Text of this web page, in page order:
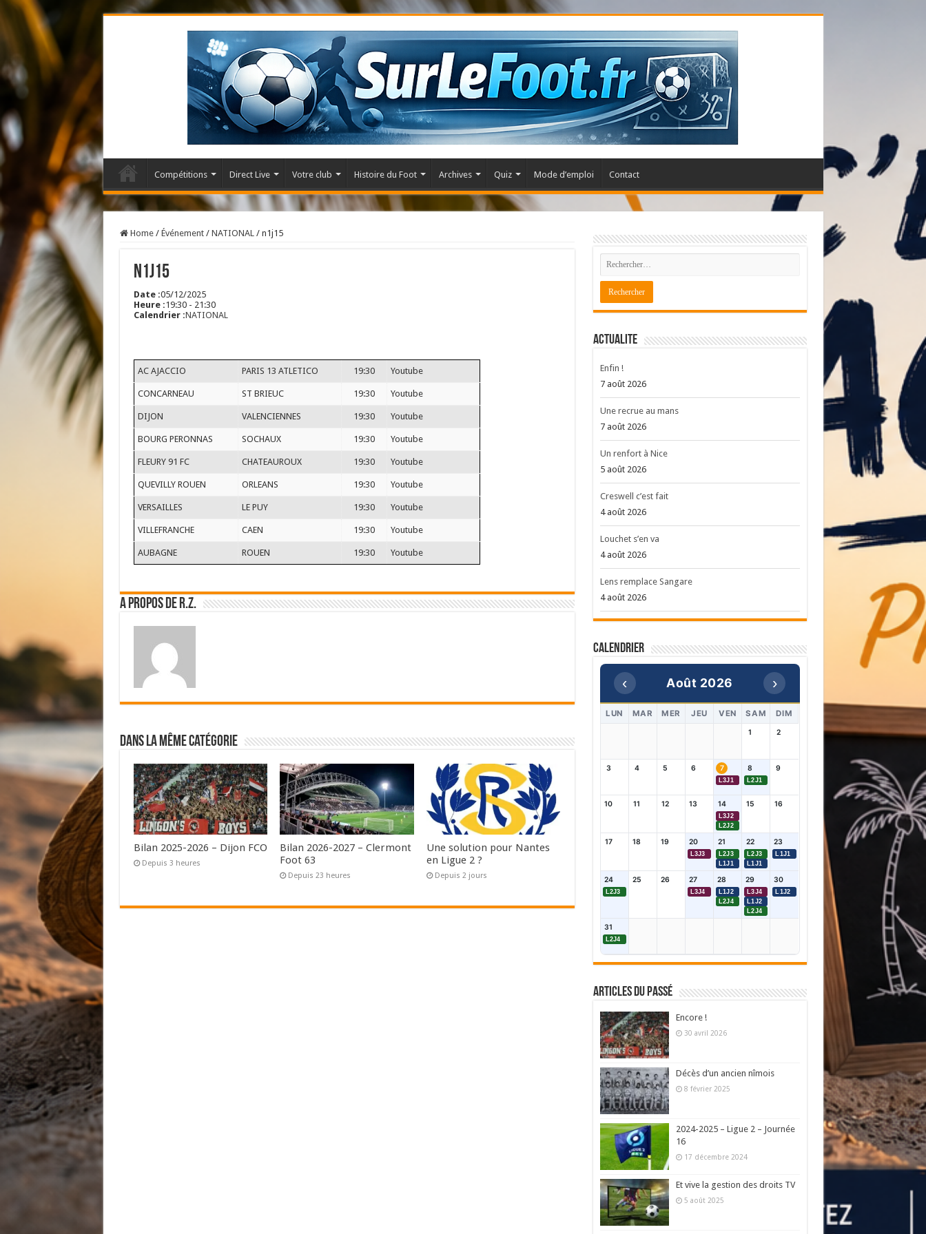
Compétitions Direct Live Votre club Histoire du Foot Archives Quiz Mode d’emploi Contact
Home / Événement / NATIONAL / n1j15
n1j15
Date :05/12/2025
Heure :19:30- 21:30
Calendrier :NATIONAL
AC AJACCIO PARIS 13 ATLETICO 19:30 Youtube
CONCARNEAU ST BRIEUC 19:30 Youtube
DIJON VALENCIENNES 19:30 Youtube
BOURG PERONNAS SOCHAUX 19:30 Youtube
FLEURY 91 FC CHATEAUROUX 19:30 Youtube
QUEVILLY ROUEN ORLEANS 19:30 Youtube
VERSAILLES LE PUY 19:30 Youtube
VILLEFRANCHE CAEN 19:30 Youtube
AUBAGNE ROUEN 19:30 Youtube
A propos de R.Z.
Dans la même catégorie
Bilan 2025-2026 – Dijon FCO
Depuis 3 heures
Bilan 2026-2027 – Clermont
Foot 63
Depuis 23 heures
Une solution pour Nantes
en Ligue 2 ?
Depuis 2 jours
ACTUALITE
Enfin !
7 août 2026
Une recrue au mans
7 août 2026
Un renfort à Nice
5 août 2026
Creswell c’est fait
4 août 2026
Louchet s’en va
4 août 2026
Lens remplace Sangare
4 août 2026
Calendrier
‹ Août 2026 ›
LUN MAR MER JEU VEN SAM DIM
1 2
3 4 5 6 7
L3J1
8
L2J1
9
10 11 12 13 14
L3J2
L2J2
15 16
17 18 19 20
L3J3
21
L2J3
L1J1
22
L2J3
L1J1
23
L1J1
24
L2J3
25 26 27
L3J4
28
L1J2
L2J4
29
L3J4
L1J2
L2J4
30
L1J2
31
L2J4
Articles du passé
Encore !
30 avril 2026
Décès d’un ancien nîmois
8 février 2025
2024-2025 – Ligue 2 – Journée
16
17 décembre 2024
Et vive la gestion des droits TV
5 août 2025